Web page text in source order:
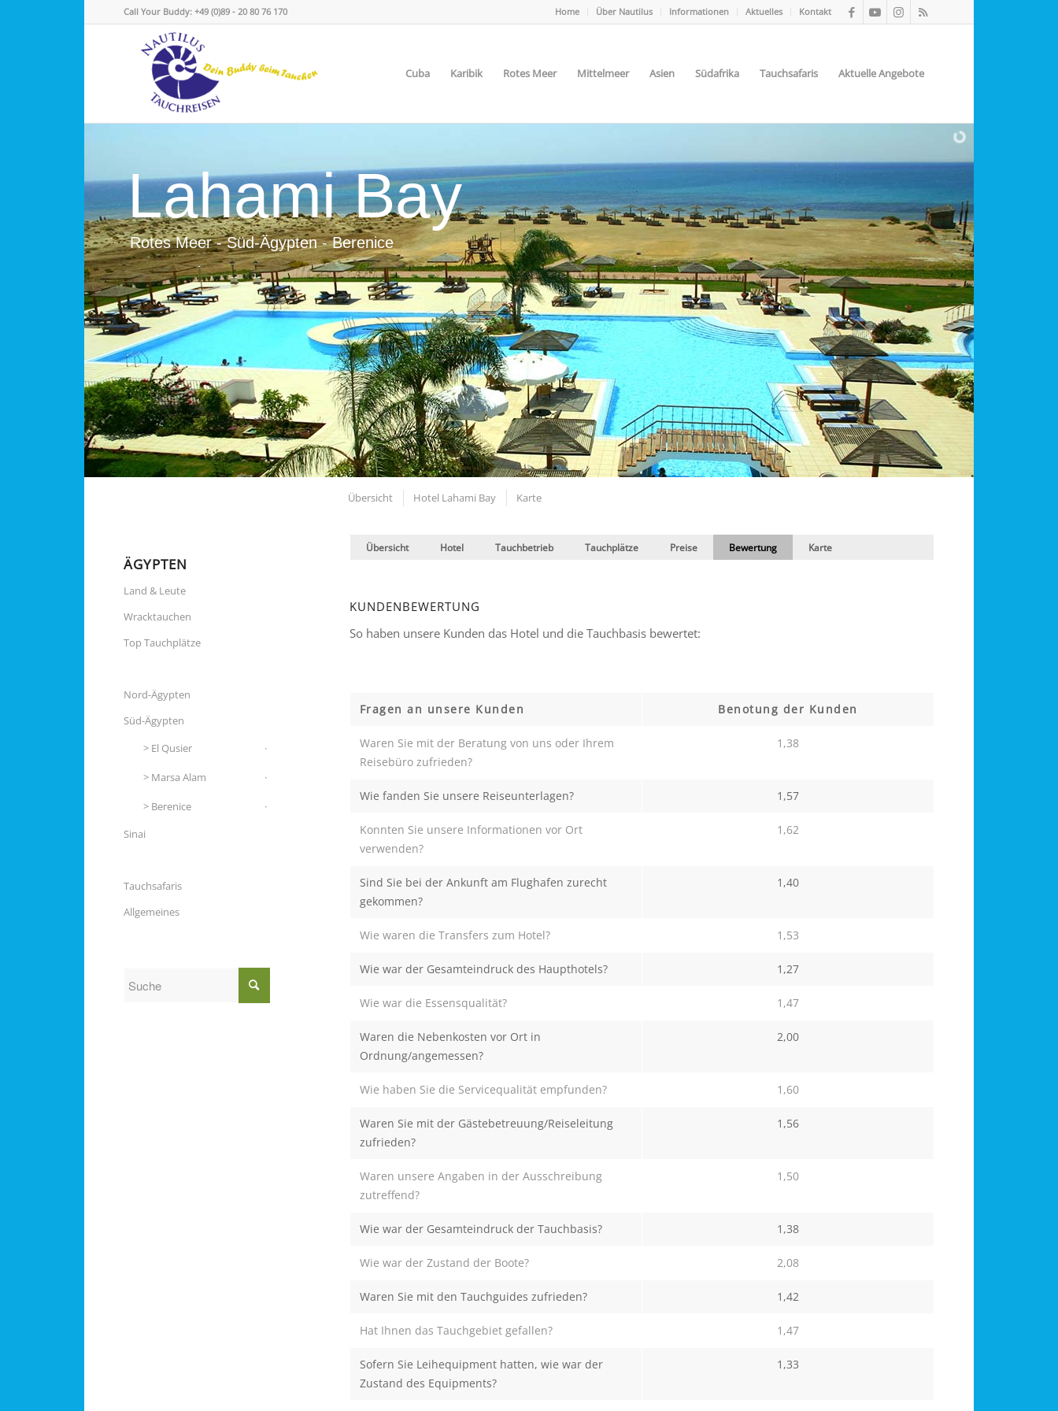
Home Über Nautilus Informationen Aktuelles Kontakt
Call Your Buddy: +49 (0)89 - 20 80 76 170
Cuba Karibik Rotes Meer Mittelmeer Asien Südafrika Tauchsafaris Aktuelle Angebote
Lahami Bay
Rotes Meer - Süd-Ägypten - Berenice
Übersicht Hotel Lahami Bay Karte
Übersicht Hotel Tauchbetrieb Tauchplätze Preise Bewertung Karte
KUNDENBEWERTUNG
So haben unsere Kunden das Hotel und die Tauchbasis bewertet:
Fragen an unsere Kunden Benotung der Kunden
Waren Sie mit der Beratung von uns oder Ihrem
Reisebüro zufrieden?
1,38
Wie fanden Sie unsere Reiseunterlagen? 1,57
Konnten Sie unsere Informationen vor Ort
verwenden?
1,62
Sind Sie bei der Ankunft am Flughafen zurecht
gekommen?
1,40
Wie waren die Transfers zum Hotel? 1,53
Wie war der Gesamteindruck des Haupthotels? 1,27
Wie war die Essensqualität? 1,47
Waren die Nebenkosten vor Ort in
Ordnung/angemessen?
2,00
Wie haben Sie die Servicequalität empfunden? 1,60
Waren Sie mit der Gästebetreuung/Reiseleitung
zufrieden?
1,56
Waren unsere Angaben in der Ausschreibung
zutreffend?
1,50
Wie war der Gesamteindruck der Tauchbasis? 1,38
Wie war der Zustand der Boote? 2,08
Waren Sie mit den Tauchguides zufrieden? 1,42
Hat Ihnen das Tauchgebiet gefallen? 1,47
Sofern Sie Leihequipment hatten, wie war der
Zustand des Equipments?
1,33
ÄGYPTEN
Land & Leute
Wracktauchen
Top Tauchplätze
Nord-Ägypten
Süd-Ägypten
El Qusier
Marsa Alam
Berenice
Sinai
Tauchsafaris
Allgemeines